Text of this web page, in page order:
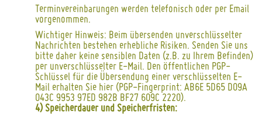
Terminvereinbarungen werden telefonisch oder per Email
vorgenommen.
Wichtiger Hinweis: Beim übersenden unverschlüsselter
Nachrichten bestehen erhebliche Risiken. Senden Sie uns
bitte daher keine sensiblen Daten (z.B. zu Ihrem Befinden)
per unverschlüsselter E-Mail. Den öffentlichen PGP-
Schlüssel für die Übersendung einer verschlüsselten E-
Mail erhalten Sie hier (PGP-Fingerprint: AB6E 5D65 D09A
043C 9953 97ED 982B BF27 609C 2220).
4) Speicherdauer und Speicherfristen: